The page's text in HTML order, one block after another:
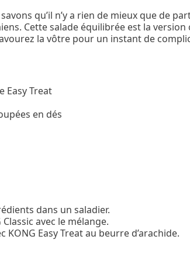
qu’il n’y a rien de mieux que de
Cette salade équilibrée est la
la vôtre pour un instant de
Easy Treat
en dés
dans un saladier.
avec le mélange.
KONG Easy Treat au beurre d’arachide.